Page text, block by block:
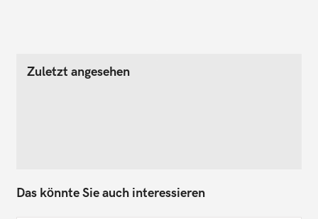
Zuletzt angesehen
Das könnte Sie auch interessieren